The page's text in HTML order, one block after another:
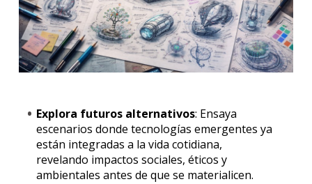
Explora futuros alternativos: Ensaya
escenarios donde tecnologías emergentes ya
están integradas a la vida cotidiana,
revelando impactos sociales, éticos y
ambientales antes de que se materialicen.